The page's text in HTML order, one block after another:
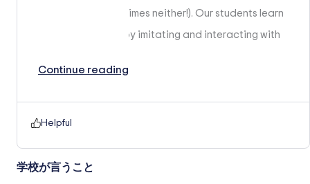
tongue (and sometimes neither!). Our students learn
from one another by imitating and interacting with
Continue reading
Helpful
学校が言うこと